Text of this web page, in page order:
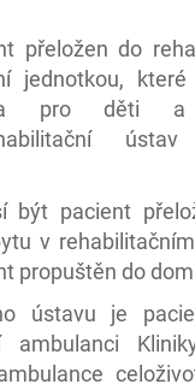
přeložen do
jednotkou,
pro děti a
ústav
být pacient
v
propuštěn do
ústavu je